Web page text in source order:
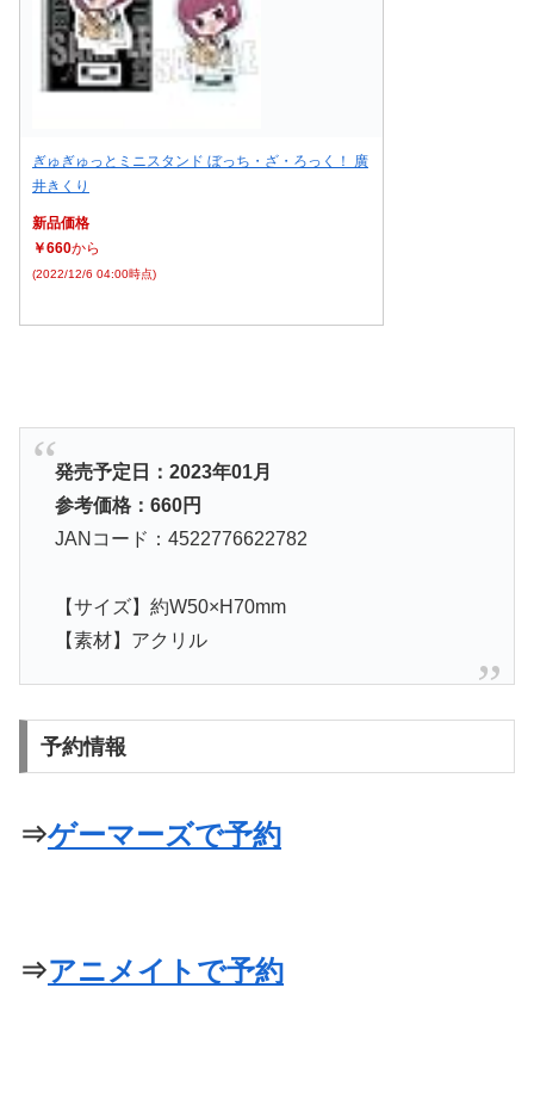
ぎゅぎゅっとミニスタンド ぼっち・ざ・ろっく！ 廣
井きくり
新品価格
￥660から
(2022/12/6 04:00時点)
発売予定日：2023年01月
参考価格：660円
JANコード：4522776622782
【サイズ】約W50×H70mm
【素材】アクリル
予約情報
⇒ゲーマーズで予約
⇒アニメイトで予約